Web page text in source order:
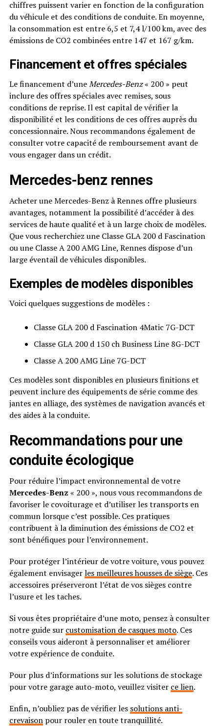
chiffres puissent varier en fonction de la configuration
du véhicule et des conditions de conduite. En moyenne,
la consommation est entre 6,5 et 7,4 l/100 km, avec des
émissions de CO2 combinées entre 147 et 167 g/km.
Financement et offres spéciales
Le financement d’uneMercedes-Benz« 200 » peut
inclure des offres spéciales avec remises, sous
conditions de reprise. Il est capital de vérifier la
disponibilité et les conditions de ces offres auprès du
concessionnaire. Nous recommandons également de
consulter votre capacité de remboursement avant de
vous engager dans un crédit.
Mercedes-benz rennes
Acheter une Mercedes-Benz à Rennes offre plusieurs
avantages, notamment la possibilité d’accéder à des
services de haute qualité et à un large choix de modèles.
Que vous recherchiez une Classe GLA 200 d Fascination
ou une Classe A 200 AMG Line, Rennes dispose d’un
large éventail de véhicules disponibles.
Exemples de modèles disponibles
Voici quelques suggestions de modèles :
Classe GLA 200 d Fascination 4Matic 7G-DCT
Classe GLA 200 d 150 ch Business Line 8G-DCT
Classe A 200 AMG Line 7G-DCT
Ces modèles sont disponibles en plusieurs finitions et
peuvent inclure des équipements de série comme des
jantes en alliage, des systèmes de navigation avancés et
des aides à la conduite.
Recommandations pour une
conduite écologique
Pour réduire l’impact environnemental de votre
Mercedes-Benz « 200 », nous vous recommandons de
favoriser le covoiturage et d’utiliser les transports en
commun lorsque c’est possible. Ces pratiques
contribuent à la diminution des émissions de CO2 et
sont bénéfiques pour l’environnement.
Pour protéger l’intérieur de votre voiture, vous pouvez
également envisagerles meilleures housses de siège. Ces
accessoires préserveront l’état de vos sièges contre
l’usure et les taches.
Si vous êtes propriétaire d’une moto, pensez à consulter
notre guide sur customisation de casques moto. Ces
conseils vous aideront à personnaliser et améliorer
votre expérience de conduite.
Pour plus d’informations sur les solutions de stockage
pour votre garage auto-moto, veuillez visiter ce lien.
Enfin, n’oubliez pas de vérifier les solutions anti-
crevaisonpour rouler en toute tranquillité.